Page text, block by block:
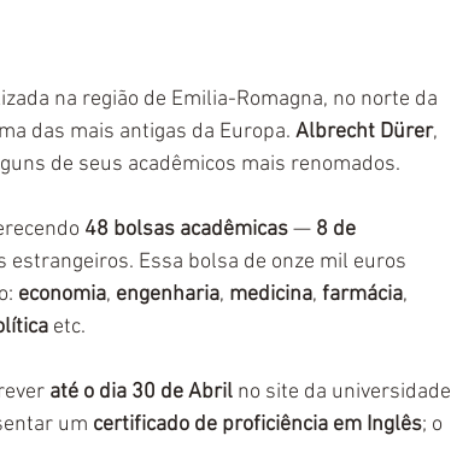
na região de Emilia-Romagna, no norte da
das mais antigas da Europa. Albrecht Dürer,
de seus acadêmicos mais renomados.
48 bolsas acadêmicas — 8 de
Essa bolsa de onze mil euros
economia, engenharia, medicina, farmácia,
etc.
até o dia 30 de Abril no site da universidade
um certificado de proficiência em Inglês; o